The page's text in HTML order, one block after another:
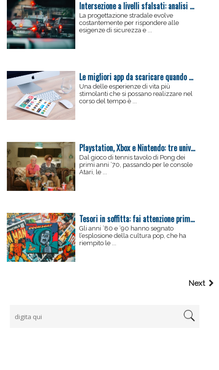
Intersezione a livelli sfalsati: analisi tecnica, rischi e soluzioni per la sicurezza stradale
La progettazione stradale evolve
costantemente per rispondere alle
esigenze di sicurezza e ...
Le migliori app da scaricare quando si è in viaggio
Una delle esperienze di vita più
stimolanti che si possano realizzare nel
corso del tempo è ...
Playstation, Xbox e Nintendo: tre universi a confronto
Dal gioco di tennis tavolo di Pong dei
primi anni ’70, passando per le console
Atari, le ...
Tesori in soffitta: fai attenzione prima di buttare i vecchi fumetti e giocattoli
Gli anni ’80 e ’90 hanno segnato
l’esplosione della cultura pop, che ha
riempito le ...
Next